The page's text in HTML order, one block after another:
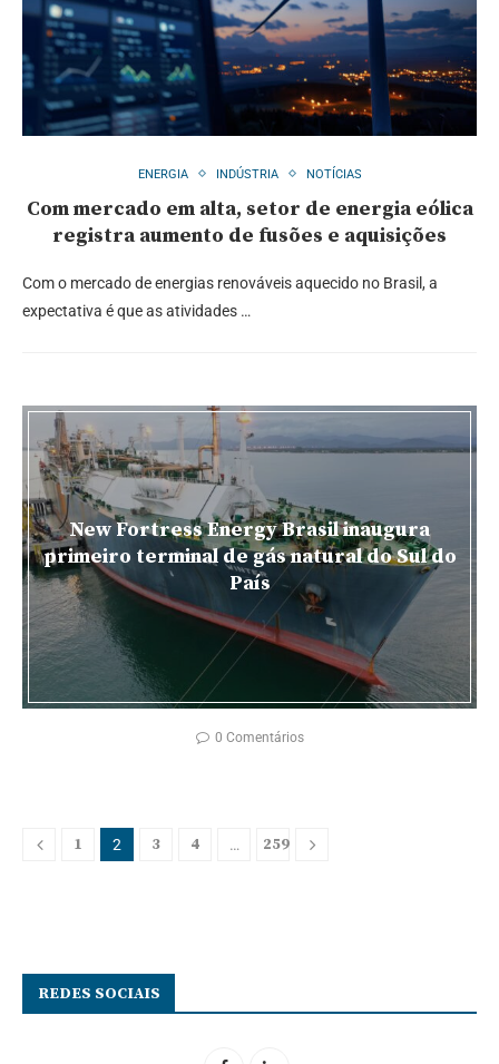
ENERGIA INDÚSTRIA NOTÍCIAS
Com mercado em alta, setor de energia eólica
registra aumento de fusões e aquisições
Com o mercado de energias renováveis aquecido no Brasil, a
expectativa é que as atividades …
New Fortress Energy Brasil inaugura
primeiro terminal de gás natural do Sul do
País
0 Comentários
1 2 3 4 … 259
REDES SOCIAIS